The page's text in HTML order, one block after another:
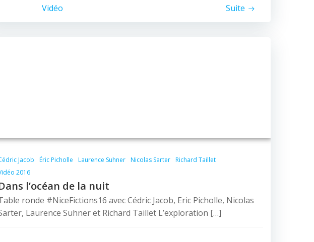
Vidéo Suite
Jacob Éric Picholle Laurence Suhner Nicolas Sarter Richard Taillet
2016
l’océan de la nuit
ronde #NiceFictions16 avec Cédric Jacob, Eric Picholle, Nicolas
Laurence Suhner et Richard Taillet L’exploration […]